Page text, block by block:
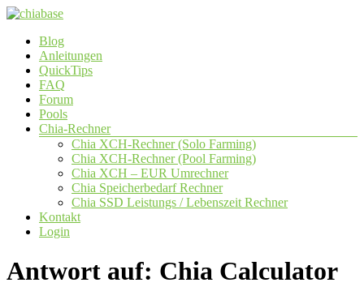
Zum
springen
chiabase
CHIA
Info-
Community
Seite
Menü
Blog
Anleitungen
QuickTips
FAQ
Forum
Pools
Chia-Rechner
Chia XCH-Rechner (Solo Farming)
Chia XCH-Rechner (Pool Farming)
Chia XCH – EUR Umrechner
Chia Speicherbedarf Rechner
Chia SSD Leistungs / Lebenszeit Rechner
Kontakt
Login
Antwort auf: Chia Calculator